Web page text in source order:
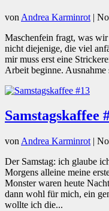
von Andrea Karminrot |
Maschenfein fragt, was
nicht diejenige, die viel
mir muss erst eine
Arbeit beginne.
Samstagskaffee
von Andrea Karminrot |
Der Samstag: ich glaube
Morgens alleine meine
Monster waren heute
dann wohl für mich, ein
wollte ich die...